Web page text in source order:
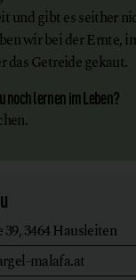
und gibt es seither
wir bei der Ernte,
das Getreide gekaut.
noch lernen im Leben?
3464 Hausleiten
malafa.at